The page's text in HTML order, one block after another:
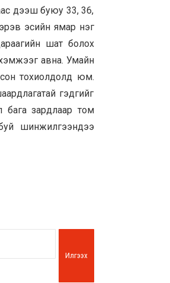
дээш буюу 33, 36,
эсийн ямар нэг
шат болох
авна. Умайн
тохиолдолд юм.
гэдгийг
бага зардлаар том
буй шинжилгээндээ
Илгээх